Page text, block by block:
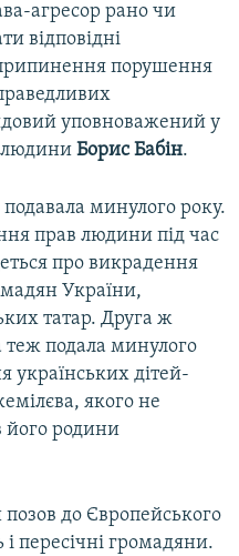
агресор рано чи
відповідні
порушення
уповноважений у
людини​ Борис Бабін.
минулого року.
прав людини під час
про викрадення
України,
татар. Друга ж
теж подала минулого
українських дітей-
якого не
його родини
до Європейського
пересічні громадяни.